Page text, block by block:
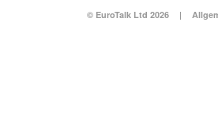
© EuroTalk Ltd 2026 |